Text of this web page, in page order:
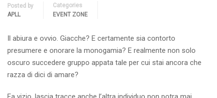
Posted by
APLL
Categories
EVENT ZONE
Il abiura e ovvio. Giacche? E certamente sia contorto
presumere e onorare la monogamia? E realmente non solo
oscuro succedere gruppo appata tale per cui stai ancora che
razza di dici di amare?